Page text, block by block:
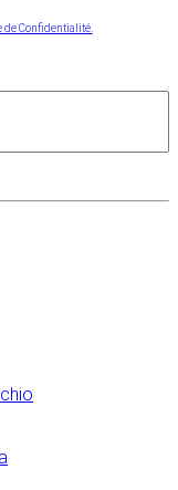
de Confidentialité.